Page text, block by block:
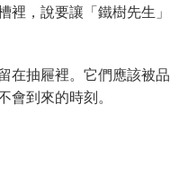
，說要讓「鐵樹先生」
在抽屜裡。它們應該被品
到來的時刻。